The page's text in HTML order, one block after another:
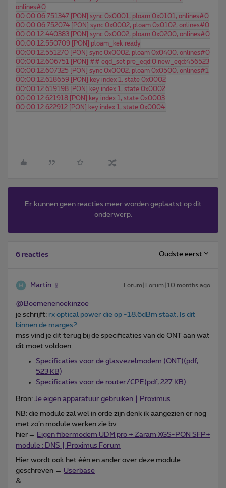
onlines#0
00:00:06.751347 [PON] sync 0x0001, ploam 0x0101, onlines#0
00:00:06.752074 [PON] sync 0x0002, ploam 0x0102, onlines#0
00:00:12.440383 [PON] sync 0x0002, ploam 0x0200, onlines#0
00:00:12.550709 [PON] ploam_kek ready
00:00:12.551270 [PON] sync 0x0002, ploam 0x0400, onlines#0
00:00:12.606751 [PON] ## eqd_set pre_eqd:0 new_eqd:456523
00:00:12.607325 [PON] sync 0x0002, ploam 0x0500, onlines#1
00:00:12.618659 [PON] key index 1, state 0x0002
00:00:12.619198 [PON] key index 1, state 0x0002
00:00:12.621918 [PON] key index 1, state 0x0003
00:00:12.622912 [PON] key index 1, state 0x0004
Er kunnen geen reacties meer worden geplaatst op dit
onderwerp.
6 reacties Oudste eerst
Martin Forum|Forum|10 months ago
@Boemenenoekinzoe
je schrijft: rx optical power die op -18.6dBm staat. Is dit
binnen de marges?
mss vind je dit terug bij de specificaties van de ONT aan wat
dit moet voldoen:
Specificaties voor de glasvezelmodem (ONT)(pdf,
523 KB)
Specificaties voor de router/CPE(pdf, 227 KB)
Bron: Je eigen apparatuur gebruiken | Proximus
NB: die module zal wel in orde zijn denk ik aangezien er nog
met zo’n module werken zie bv
hier→ Eigen fibermodem UDM pro + Zaram XGS-PON SFP+
module : DNS | Proximus Forum
Hier wordt ook het één en ander over deze module
geschreven → Userbase
&